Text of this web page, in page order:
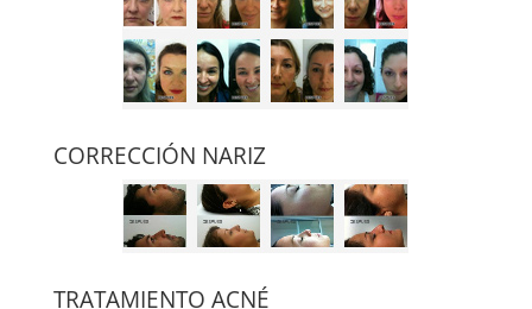
CORRECCIÓN NARIZ
TRATAMIENTO ACNÉ